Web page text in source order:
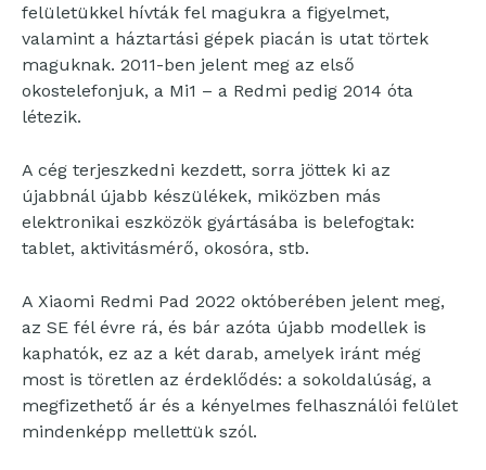
felületükkel hívták fel magukra a figyelmet,
valamint a háztartási gépek piacán is utat törtek
maguknak. 2011-ben jelent meg az első
okostelefonjuk, a Mi1 – a Redmi pedig 2014 óta
létezik.
A cég terjeszkedni kezdett, sorra jöttek ki az
újabbnál újabb készülékek, miközben más
elektronikai eszközök gyártásába is belefogtak:
tablet, aktivitásmérő, okosóra, stb.
A Xiaomi Redmi Pad 2022 októberében jelent meg,
az SE fél évre rá, és bár azóta újabb modellek is
kaphatók, ez az a két darab, amelyek iránt még
most is töretlen az érdeklődés: a sokoldalúság, a
megfizethető ár és a kényelmes felhasználói felület
mindenképp mellettük szól.